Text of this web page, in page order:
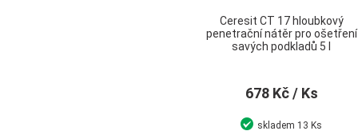
Ceresit CT 17 hloubkový
penetrační nátěr pro ošetření
savých podkladů 5 l
678 Kč/ Ks
skladem 13 Ks